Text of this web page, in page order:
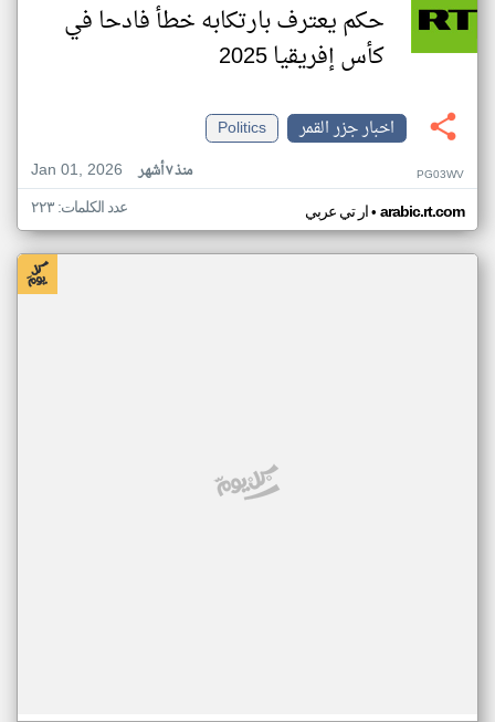
حكم يعترف بارتكابه خطأ فادحا في
كأس إفريقيا 2025
اخبار جزر القمر
Politics
Jan 01, 2026
منذ ٧ أشهر PG03WV
ار تي عربي• arabic.rt.com عدد الكلمات: ٢٢٣